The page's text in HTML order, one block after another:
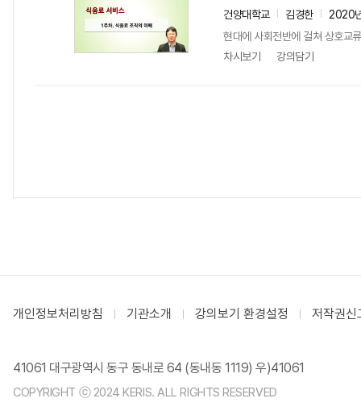
건양대학교 김경한
2020
현대에 사회전반에 걸쳐 상호교
차시보기
강의담기
개인정보처리방침 기관소개 강의보기 환경설정 저작권신
41061 대구광역시 동구 동내로 64 (동내동 1119) 우)41061
COPYRIGHT ⓒ 2024 KERIS. ALL RIGHTS RESERVED